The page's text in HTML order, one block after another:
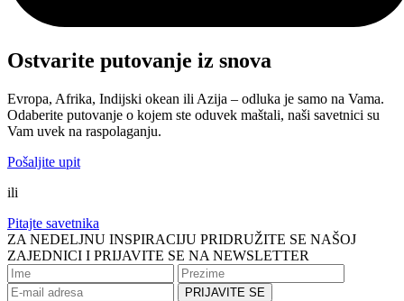
Ostvarite putovanje iz snova
Evropa, Afrika, Indijski okean ili Azija – odluka je samo na Vama.
Odaberite putovanje o kojem ste oduvek maštali, naši savetnici su
Vam uvek na raspolaganju.
Pošaljite upit
ili
Pitajte savetnika
ZA NEDELJNU INSPIRACIJU PRIDRUŽITE SE NAŠOJ
ZAJEDNICI I PRIJAVITE SE NA NEWSLETTER